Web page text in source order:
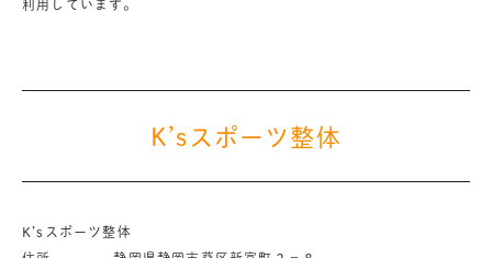
利用しています。
K’sスポーツ整体
K’sスポーツ整体